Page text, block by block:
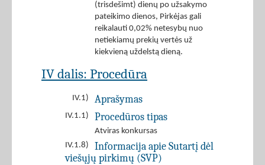
(trisdešimt) dienų po užsakymo
pateikimo dienos, Pirkėjas gali
reikalauti 0,02% netesybų nuo
netiekiamų prekių vertės už
kiekvieną uždelstą dieną.
IV dalis: Procedūra
IV.1) Aprašymas
IV.1.1) Procedūros tipas
Atviras konkursas
IV.1.8)
Informacija apie Sutartį dėl
viešųjų pirkimų (SVP)